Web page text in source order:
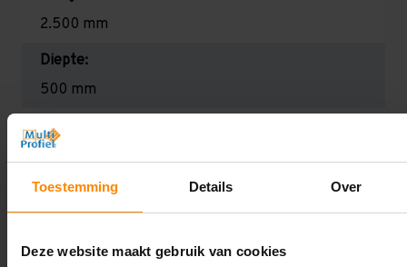
Toestemming Details Over
Deze website maakt gebruik van cookies
2.500 mm
Diepte:
500 mm
Lengte:
Liggerlengte:
Aantal niveaus: